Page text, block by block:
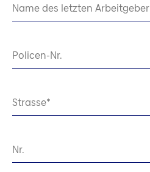
Name des letzten Arbeitgeber
Policen-Nr.
Strasse
Nr.